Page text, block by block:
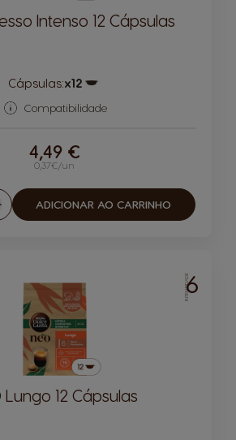
Intenso 12 Cápsulas
Cápsulas:x12
Compatibilidade
0,37€/un
4,49 €
ADICIONAR AO CARRINHO
INTENSIDADE6
Lungo 12 Cápsulas